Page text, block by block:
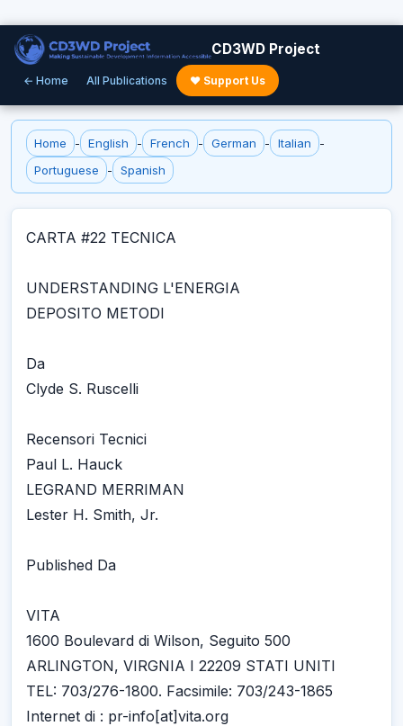
CD3WD Project
← Home All Publications ♥ Support Us
Home - English - French - German - Italian
-
Portuguese
- Spanish
CARTA #22 TECNICA
UNDERSTANDING L'ENERGIA
DEPOSITO METODI
Da
Clyde S. Ruscelli
Recensori Tecnici
Paul L. Hauck
LEGRAND MERRIMAN
Lester H. Smith, Jr.
Published Da
VITA
1600 Boulevard di Wilson, Seguito 500
ARLINGTON, VIRGNIA I 22209 STATI UNITI
TEL: 703/276-1800. Facsimile: 703/243-1865
Internet di : pr-info[at]vita.org